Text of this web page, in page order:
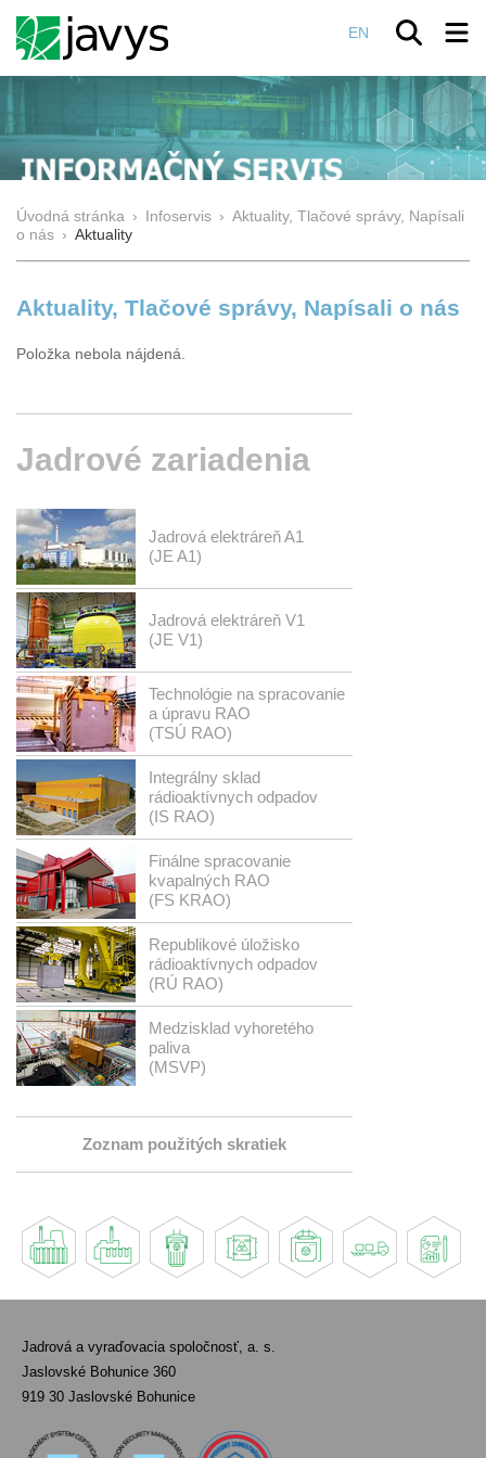
EN
Úvodná stránka › Infoservis › Aktuality, Tlačové správy, Napísali
o nás › Aktuality
Aktuality, Tlačové správy, Napísali o nás
Položka nebola nájdená.
Jadrové zariadenia
Jadrová elektráreň A1
(JE A1)
Jadrová elektráreň V1
(JE V1)
Technológie na spracovanie
a úpravu RAO
(TSÚ RAO)
Integrálny sklad
rádioaktívnych odpadov
(IS RAO)
Finálne spracovanie
kvapalných RAO
(FS KRAO)
Republikové úložisko
rádioaktívnych odpadov
(RÚ RAO)
Medzisklad vyhoretého
paliva
(MSVP)
Zoznam použitých skratiek
Jadrová a vyraďovacia spoločnosť, a. s.
Jaslovské Bohunice 360
919 30 Jaslovské Bohunice